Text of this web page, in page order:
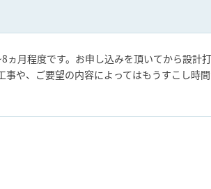
月程度です。お申し込みを頂いてから設計
や、ご要望の内容によってはもうすこし時間